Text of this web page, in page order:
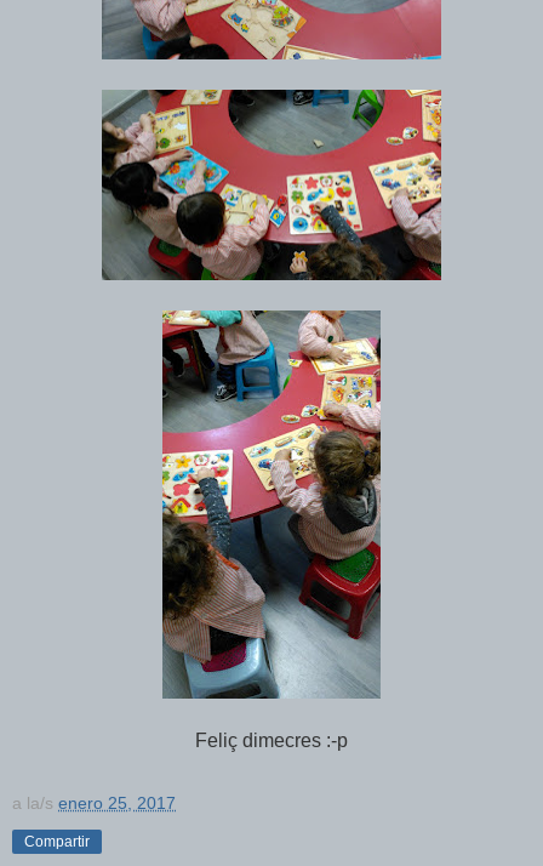
Feliç dimecres :-p
a la/s enero 25, 2017
Compartir